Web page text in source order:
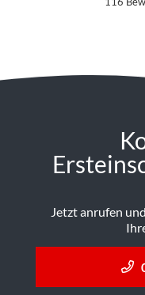
Jetzt anrufen